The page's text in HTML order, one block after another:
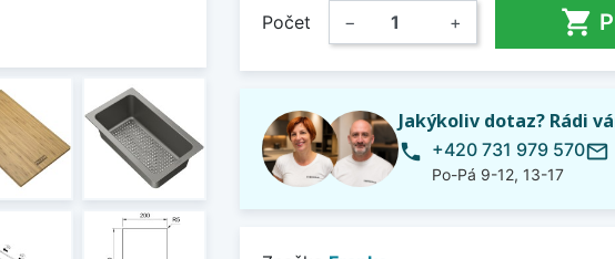
Počet − + 
Jakýkoliv dotaz? Rádi
phone +420 731 979 570
Po-Pá 9-12, 13-17
mail_outline